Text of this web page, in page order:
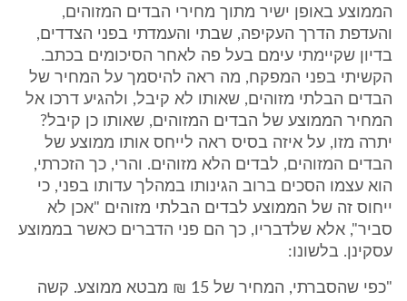
הממוצע באופן ישיר מתוך מחירי הבדים המזוהים,
והעדפת הדרך העקיפה, שבתי והעמדתי בפני הצדדים,
בדיון שקיימתי עימם בעל פה לאחר הסיכומים בכתב.
הקשיתי בפני המפקח, מה ראה להיסמך על המחיר של
הבדים הבלתי מזוהים, שאותו לא קיבל, ולהגיע דרכו אל
המחיר הממוצע של הבדים המזוהים, שאותו כן קיבל?
יתרה מזו, על איזה בסיס ראה לייחס אותו ממוצע של
הבדים המזוהים, לבדים הלא מזוהים. והרי, כך הזכרתי,
הוא עצמו הסכים ברוב הגינותו במהלך עדותו בפני, כי
ייחוס זה של הממוצע לבדים הבלתי מזוהים "אכן לא
סביר", אלא שלדבריו, כך הם פני הדברים כאשר בממוצע
עסקינן. בלשונו:
"כפי שהסברתי, המחיר של 15 ₪ מבטא ממוצע. קשה